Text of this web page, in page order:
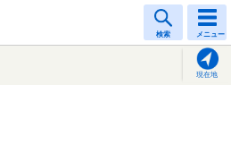
検索 メニュー
現在地